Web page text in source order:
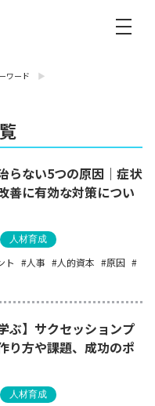
ワード
らない5つの原因｜症状
善に有効な対策につい
人材育成
ト 人事 人的資本
原因
ぶ】サクセッションプ
り方や課題、成功のポ
人材育成